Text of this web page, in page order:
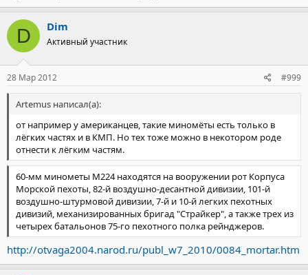
D Dim
Активный участник
28 Мар 2012 #999
Artemus написал(а):
от например у американцев, такие миномёты есть только в
лёгких частях и в КМП. Но тех тоже можно в некотором роде
отнести к лёгким частям.
60-мм минометы М224 находятся на вооружении рот Корпуса
Морской пехоты, 82-й воздушно-десантной дивизии, 101-й
воздушно-штурмовой дивизии, 7-й и 10-й легких пехотных
дивизий, механизированных бригад "Страйкер", а также трех из
четырех батальонов 75-го пехотного полка рейнджеров.
http://otvaga2004.narod.ru/publ_w7_2010/0084_mortar.htm